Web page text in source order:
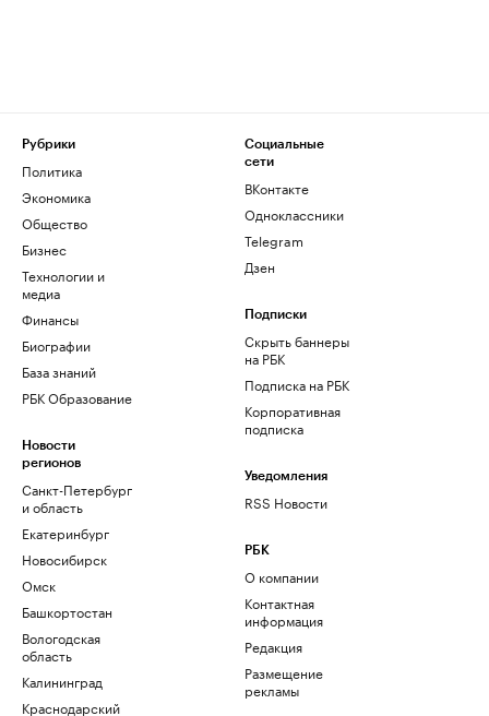
Рубрики
Политика
Экономика
Общество
Бизнес
Технологии и
медиа
Финансы
Биографии
База знаний
РБК Образование
Новости
регионов
Санкт-Петербург
и область
Екатеринбург
Новосибирск
Омск
Башкортостан
Вологодская
область
Калининград
Краснодарский
Социальные
сети
ВКонтакте
Одноклассники
Telegram
Дзен
Подписки
Скрыть баннеры
на РБК
Подписка на РБК
Корпоративная
подписка
Уведомления
RSS Новости
РБК
О компании
Контактная
информация
Редакция
Размещение
рекламы